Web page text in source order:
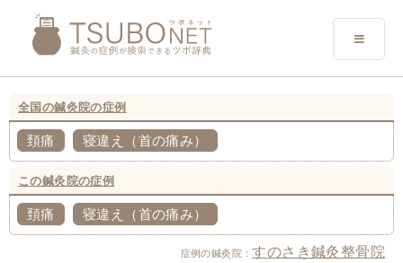
全国の鍼灸院の症例
頚痛 寝違え（首の痛み）
この鍼灸院の症例
頚痛 寝違え（首の痛み）
症例の鍼灸院：すのさき鍼灸整骨院